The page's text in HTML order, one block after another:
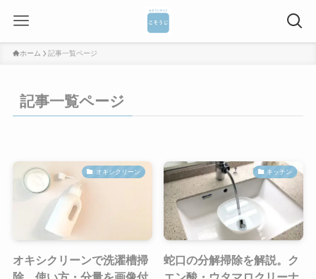
ホーム 記事一覧ページ
記事一覧ページ
オキシクリーン
オキシクリーンで洗濯槽掃
キッチン
蛇口の分解掃除を解説。ク